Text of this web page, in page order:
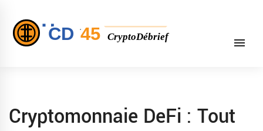
Cryptomonnaie DeFi : Tout